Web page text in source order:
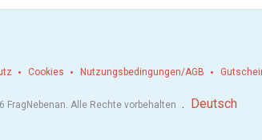
Cookies Nutzungsbedingungen/AGB
FragNebenan. Alle Rechte vorbehalten . Deutsch